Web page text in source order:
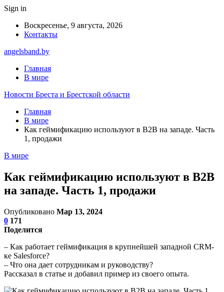
Sign in
Воскресенье, 9 августа, 2026
Контакты
angelsband.by
Главная
В мире
Новости Бреста и Брестской области
Главная
В мире
Как геймификацию используют в B2B на западе. Часть
1, продажи
В мире
Как геймификацию используют в B2B
на западе. Часть 1, продажи
Опубликовано Мар 13, 2024
0 171
Поделится
– Как работает геймификация в крупнейшей западной CRM-
ке Salesforce?
– Что она дает сотрудникам и руководству?
Рассказал в статье и добавил пример из своего опыта.